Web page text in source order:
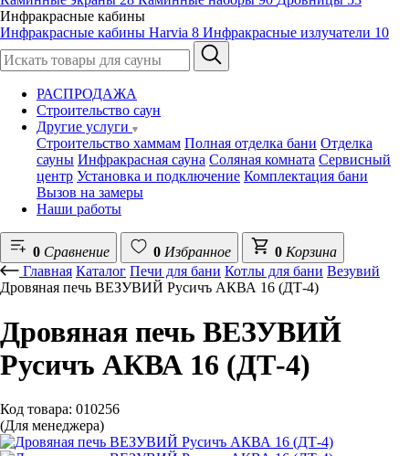
Инфракрасные кабины
Инфракрасные кабины Harvia 8 Инфракрасные излучатели 10
РАСПРОДАЖА
Строительство саун
Другие услуги
Строительство хаммам Полная отделка бани Отделка
сауны Инфракрасная сауна Соляная комната Сервисный
центр Установка и подключение Комплектация бани
Вызов на замеры
Наши работы
0 Сравнение 0 Избранное 0 Корзина
Главная Каталог Печи для бани Котлы для бани Везувий
Дровяная печь ВЕЗУВИЙ Русичъ АКВА 16 (ДТ-4)
Дровяная печь ВЕЗУВИЙ
Русичъ АКВА 16 (ДТ-4)
Код товара: 010256
(Для менеджера)